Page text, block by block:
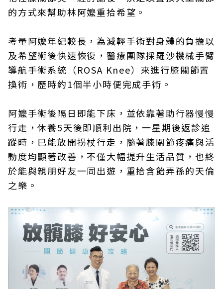
的方式來幫助林阿嬤重拾希望。
考量阿嬤年紀較長，為減輕手術對身體的負擔以
及希望術後快速恢復，醫療團隊採羅沙機械手臂
導航手術系統（ROSA Knee）來進行膝關節置
換術，歷時約1個半小時便完成手術。
阿嬤手術後隔日即能下床，並依靠著助行器慢慢
行走，休養5天後即順利出院，一星期後返診追
蹤時，已能放開拐杖行走，隨著膝關節疼痛與活
動度均顯著改善，不僅大幅提升生活品質，也終
於能與親朋好友一同出遊，重拾含飴弄孫的天倫
之樂。